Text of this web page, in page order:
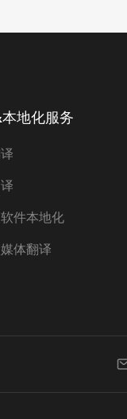
地化服务
件本地化
体翻译